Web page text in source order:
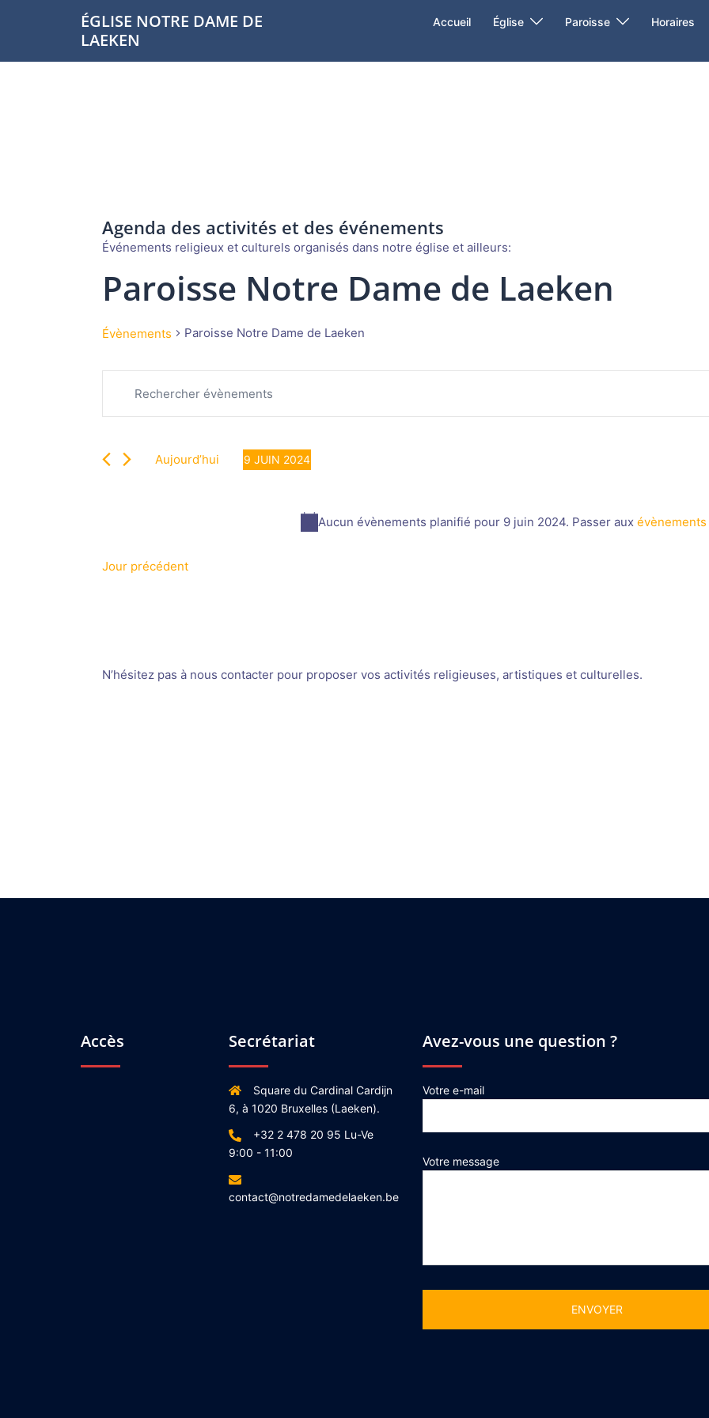
ÉGLISE NOTRE DAME DE
LAEKEN
Accueil Église Paroisse Horaires
Agenda des activités et des événements
Événements religieux et culturels organisés dans notre église et ailleurs:
Paroisse Notre Dame de Laeken
Évènements Paroisse Notre Dame de Laeken
Évènements
9
2024
Notice
Aucun évènements planifié pour 9 juin 2024. Passer aux
Recherche
navigation
vues
Évènements
Aujourd’hui 9 JUIN 2024
Jour précédent
N’hésitez pas à nous contacter pour proposer vos activités religieuses, artistiques et culturelles.
Accès Secrétariat
Square du Cardinal Cardijn
6, à 1020 Bruxelles (Laeken).
+32 2 478 20 95 Lu-Ve
9:00 - 11:00
contact@notredamedelaeken.be
Avez-vous une question ?
Votre e-mail
Votre message